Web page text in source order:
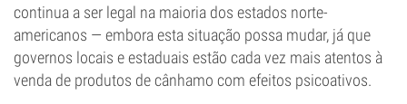
continua a ser legal na maioria dos estados norte-
americanos — embora esta situação possa mudar, já que
governos locais e estaduais estão cada vez mais atentos à
venda de produtos de cânhamo com efeitos psicoativos.